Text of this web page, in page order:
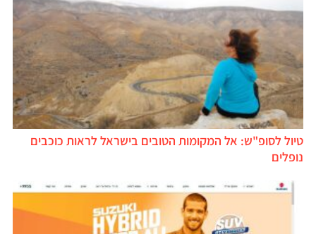
טיול לסופ"ש: אל המקומות הטובים בישראל לראות כוכבים
נופלים